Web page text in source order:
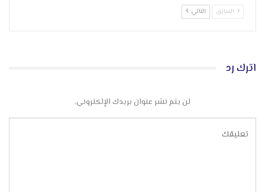
السابق التالي
اترك رد
لن يتم نشر عنوان بريدك الإلكتروني.